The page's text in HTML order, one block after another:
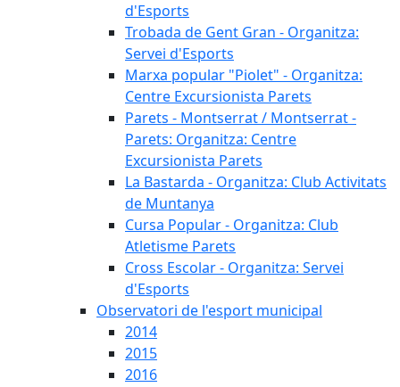
d'Esports
Trobada de Gent Gran - Organitza:
Servei d'Esports
Marxa popular "Piolet" - Organitza:
Centre Excursionista Parets
Parets - Montserrat / Montserrat -
Parets: Organitza: Centre
Excursionista Parets
La Bastarda - Organitza: Club Activitats
de Muntanya
Cursa Popular - Organitza: Club
Atletisme Parets
Cross Escolar - Organitza: Servei
d'Esports
Observatori de l'esport municipal
2014
2015
2016